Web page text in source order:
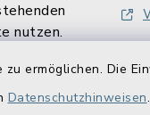
ermöglichen. Die
Datenschutzhinweisen.
nutzen.